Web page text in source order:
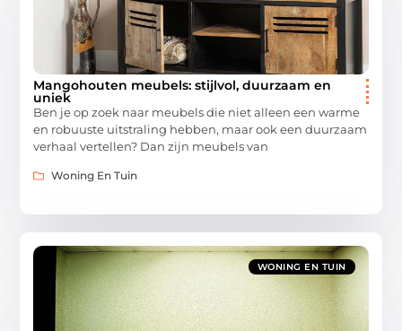
Mangohouten meubels: stijlvol, duurzaam en
uniek
Ben je op zoek naar meubels die niet alleen een warme
en robuuste uitstraling hebben, maar ook een duurzaam
verhaal vertellen? Dan zijn meubels van
Woning En Tuin
WONING EN TUIN